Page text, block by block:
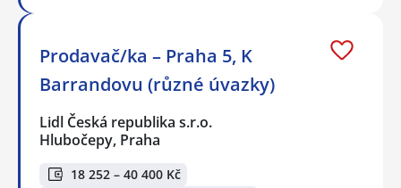
Prodavač/ka – Praha 5, K
Barrandovu (různé úvazky)
Lidl Česká republika s.r.o.
Hlubočepy, Praha
18 252 – 40 400 Kč